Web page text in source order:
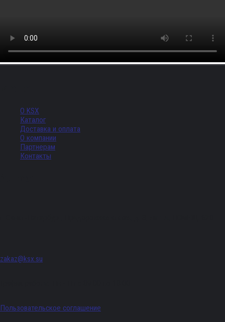
О KSX
Каталог
Доставка и оплата
О компании
Партнерам
Контакты
zakaz@ksx.su
Пользовательское соглашение